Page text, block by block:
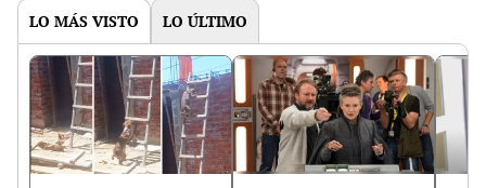
LO MÁS VISTO LO ÚLTIMO